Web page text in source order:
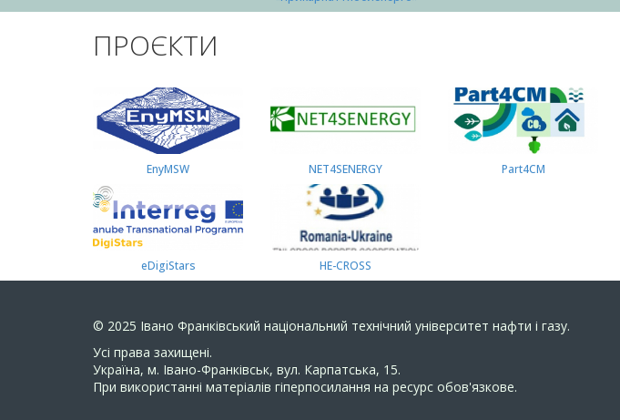
ПРОЄКТИ
EnyMSW NET4SENERGY Part4СМ
eDigiStars HE-CROSS
© 2025 Івано Франківський національний технічний університет нафти і газу.
Усi права захищенi.
Україна, м. Івано-Франківськ, вул. Карпатська, 15.
При використанні матеріалів гіперпосилання на ресурс обов'язкове.